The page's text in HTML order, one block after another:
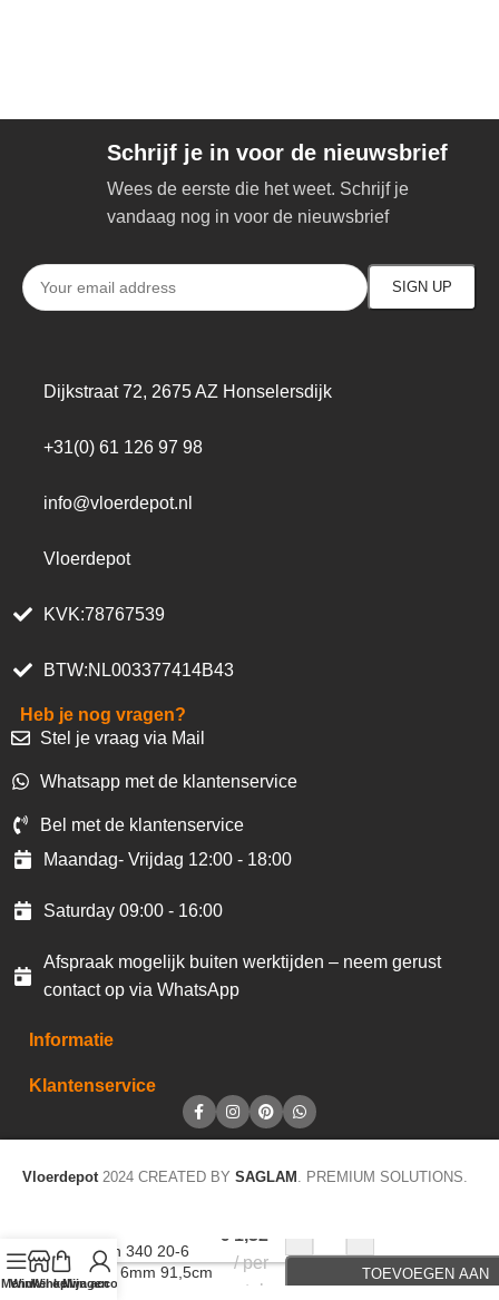
Schrijf je in voor de nieuwsbrief
Wees de eerste die het weet. Schrijf je
vandaag nog in voor de nieuwsbrief
Dijkstraat 72, 2675 AZ Honselersdijk
+31(0) 61 126 97 98
info@vloerdepot.nl
Vloerdepot
KVK:78767539
BTW:NL003377414B43
Heb je nog vragen?
Stel je vraag via Mail
Whatsapp met de klantenservice
Bel met de klantenservice
Maandag- Vrijdag 12:00 - 18:00
Saturday 09:00 - 16:00
Afspraak mogelijk buiten werktijden – neem gerust
contact op via WhatsApp
Informatie
Klantenservice
Vloerdepot 2024 CREATED BY SAGLAM . PREMIUM SOLUTIONS.
Menu
Winkel op
Winkelwagen
Mijn account
Design 340 20-6
brown 6mm 91,5cm
D206
€ 1,32
per
stuk
TOEVOEGEN AAN